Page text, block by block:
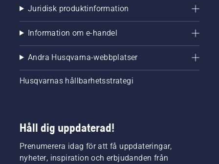
Juridisk produktinformation
Information om e-handel
Andra Husqvarna-webbplatser
Husqvarnas hållbarhetsstrategi
Håll dig uppdaterad!
Prenumerera idag för att få uppdateringar,
nyheter, inspiration och erbjudanden från